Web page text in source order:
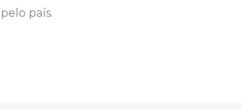
pelo país.